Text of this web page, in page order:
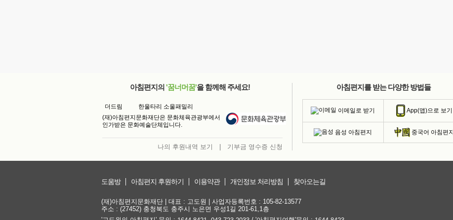
아침편지의 '꿈너머꿈'을 함께해 주세요!
더드림
한울타리 소울패밀리
(재)아침편지문화재단은 문화체육관광부에서
인가받은 문화예술단체입니다.
나의 후원내역 보기 기부금 영수증 신청
아침편지를 받는 다양한 방법들
이메일로 받기 App(앱)으로 보기
음성 아침편지 중국어 아침편지
도움방 아침편지 후원하기 이용약관 개인정보 처리방침 찾아오는길
(재)아침편지문화재단 | 대표 : 고도원 | 사업자등록번호 : 105-82-13577
주소 : (27452) 충청북도 충주시 노은면 우성1길 201-61,1층